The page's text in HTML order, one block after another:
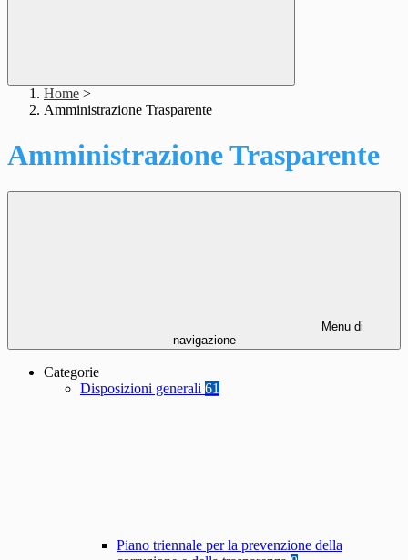
Home >
Amministrazione Trasparente
Amministrazione Trasparente
Menu di
navigazione
Categorie
Disposizioni generali 61
Piano triennale per la prevenzione della